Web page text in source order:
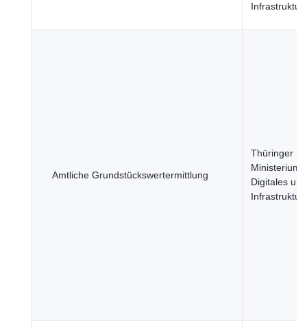
Infrastruktur
Amtliche Grundstückswertermittlung
Thüringer
Ministerium
Digitales und
Infrastruktur